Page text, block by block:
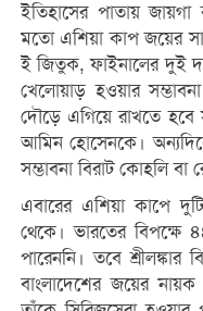
ইতিহাসের পাতায় জায়গা
মতো এশিয়া কাপ জয়ের
ই জিতুক, ফাইনালের দুই
খেলোয়াড় হওয়ার
দৌড়ে এগিয়ে রাখতে হবে
আমিন হোসেনকে।
সম্ভাবনা বিরাট কোহলি বা
এবারের এশিয়া কাপে দুটি
থেকে। ভারতের
পারেননি। তবে
বাংলাদেশের জয়ের